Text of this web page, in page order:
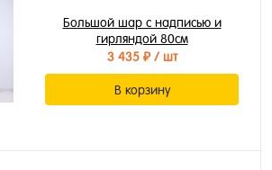
Большой шар с надписью и
гирляндой 80см
3 435 ₽/ шт
В корзину